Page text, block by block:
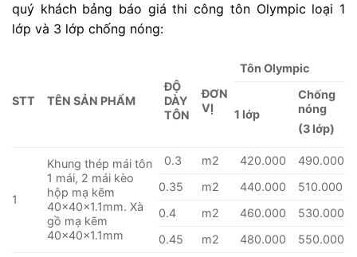
quý khách bảng báo giá thi công tôn Olympic loại 1
lớp và 3 lớp chống nóng:
STT TÊN SẢN PHẨM
ĐỘ
DÀY
TÔN
ĐƠN
VỊ
Tôn Olympic
1 lớp
Chống
nóng
(3 lớp)
1
Khung thép mái tôn
1 mái, 2 mái kèo
hộp mạ kẽm
40x40x1.1mm. Xà
gồ mạ kẽm
40x40x1.1mm
0.3 m2 420.000
490.000
0.35
m2 440.000
510.000
0.4
m2 460.000
530.000
0.45
m2 480.000 550.000